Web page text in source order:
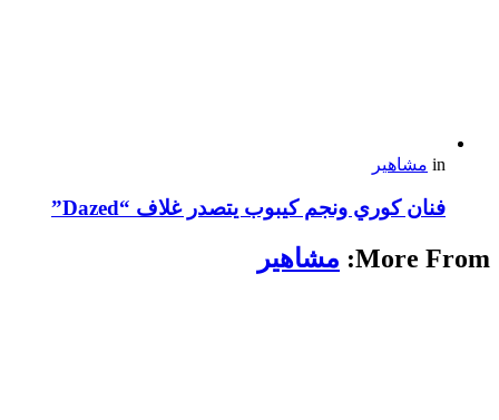
in مشاهير
فنان كوري ونجم كيبوب يتصدر غلاف “Dazed”
More From: مشاهير